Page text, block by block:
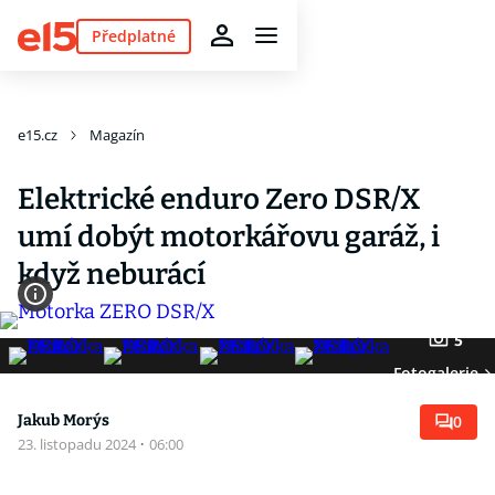
Předplatné
e15.cz Magazín
Elektrické enduro Zero DSR/X
umí dobýt motorkářovu garáž, i
když neburácí
5
Fotogalerie
Jakub Morýs
23. listopadu 2024 · 06:00
0